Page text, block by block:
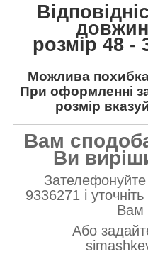
розмір 48 -
Можлива
При оформленні
розмір
Вам
Ви
9336271 і
Вам
Або